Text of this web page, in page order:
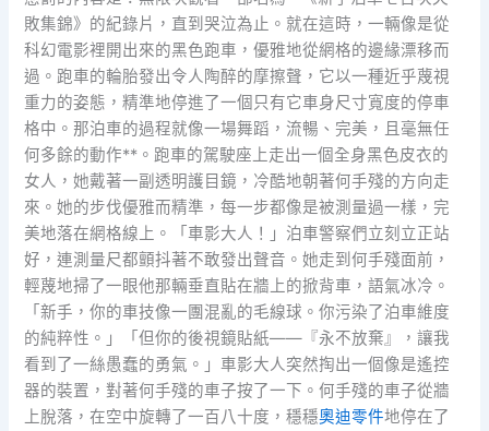
敗集錦》的紀錄片，直到哭泣為止。就在這時，一輛像是從
科幻電影裡開出來的黑色跑車，優雅地從網格的邊緣漂移而
過。跑車的輪胎發出令人陶醉的摩擦聲，它以一種近乎蔑視
重力的姿態，精準地停進了一個只有它車身尺寸寬度的停車
格中。那泊車的過程就像一場舞蹈，流暢、完美，且毫無任
何多餘的動作**。跑車的駕駛座上走出一個全身黑色皮衣的
女人，她戴著一副透明護目鏡，冷酷地朝著何手殘的方向走
來。她的步伐優雅而精準，每一步都像是被測量過一樣，完
美地落在網格線上。「車影大人！」泊車警察們立刻立正站
好，連測量尺都顫抖著不敢發出聲音。她走到何手殘面前，
輕蔑地掃了一眼他那輛垂直貼在牆上的掀背車，語氣冰冷。
「新手，你的車技像一團混亂的毛線球。你污染了泊車維度
的純粹性。」「但你的後視鏡貼紙——『永不放棄』，讓我
看到了一絲愚蠢的勇氣。」車影大人突然掏出一個像是遙控
器的裝置，對著何手殘的車子按了一下。何手殘的車子從牆
上脫落，在空中旋轉了一百八十度，穩穩奧迪零件地停在了